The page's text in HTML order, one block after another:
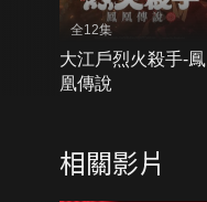
全12集
大江戶烈火殺手-鳳
凰傳說
相關影片